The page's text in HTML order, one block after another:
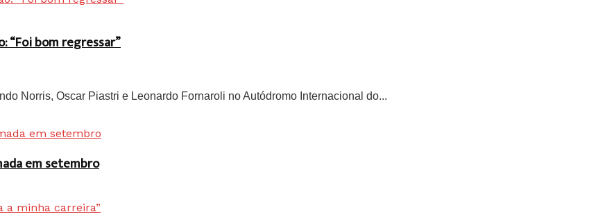
“Foi bom regressar”
Norris, Oscar Piastri e Leonardo Fornaroli no Autódromo Internacional do...
em setembro